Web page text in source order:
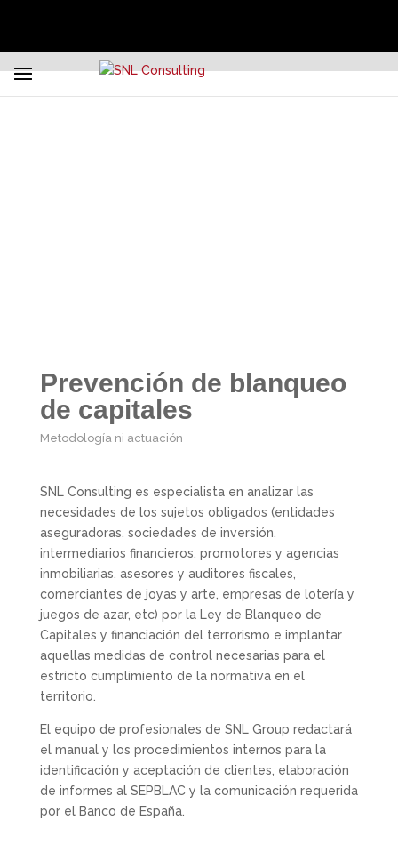
Prevención de blanqueo
de capitales
Metodología ni actuación
SNL Consulting es especialista en analizar las
necesidades de los sujetos obligados (entidades
aseguradoras, sociedades de inversión,
intermediarios financieros, promotores y agencias
inmobiliarias, asesores y auditores fiscales,
comerciantes de joyas y arte, empresas de lotería y
juegos de azar, etc) por la Ley de Blanqueo de
Capitales y financiación del terrorismo e implantar
aquellas medidas de control necesarias para el
estricto cumplimiento de la normativa en el
territorio.
El equipo de profesionales de SNL Group redactará
el manual y los procedimientos internos para la
identificación y aceptación de clientes, elaboración
de informes al SEPBLAC y la comunicación requerida
por el Banco de España.